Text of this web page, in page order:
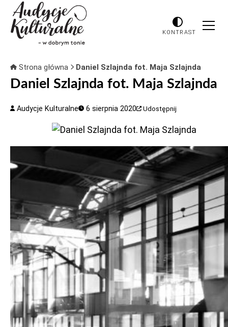
KONTRAST
Strona główna Daniel Szlajnda fot. Maja Szlajnda
Daniel Szlajnda fot. Maja Szlajnda
Audycje Kulturalne 6 sierpnia 2020 Udostępnij